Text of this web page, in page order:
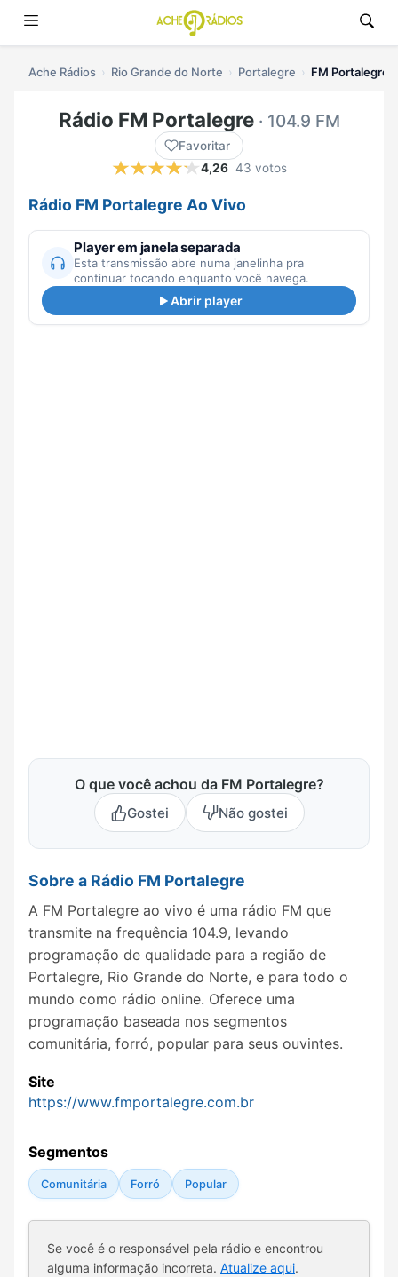
Ache Rádios Rio Grande do Norte Portalegre FM Portalegre
Rádio FM Portalegre· 104.9 FM
Favoritar
4,26 43 votos
Rádio FM Portalegre Ao Vivo
Player em janela separada
Esta transmissão abre numa janelinha pra
continuar tocando enquanto você navega.
Abrir player
O que você achou da FM Portalegre?
Gostei Não gostei
Sobre a Rádio FM Portalegre
A FM Portalegre ao vivo é uma rádio FM que
transmite na frequência 104.9, levando
programação de qualidade para a região de
Portalegre, Rio Grande do Norte, e para todo o
mundo como rádio online. Oferece uma
programação baseada nos segmentos
comunitária, forró, popular para seus ouvintes.
Site
https://www.fmportalegre.com.br
Segmentos
Comunitária Forró Popular
Se você é o responsável pela rádio e encontrou
alguma informação incorreta. Atualize aqui.